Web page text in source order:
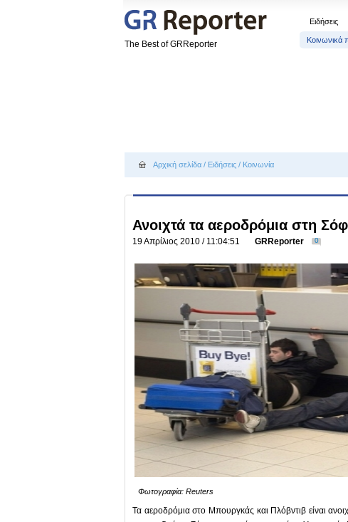
The Best of GRReporter
Ειδήσεις
Κοινωνικά
Αρχική σελίδα / Ειδήσεις / Κοινωνία
Ανοιχτά τα αεροδρόμια στη
19 Απρίλιος 2010 / 11:04:51 GRReporter 0
Φωτογραφία: Reuters
Τα αεροδρόμια στο Μπουργκάς και Πλόβντιβ είναι